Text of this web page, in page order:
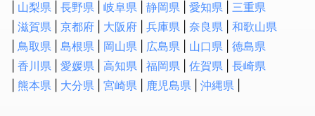
水道蛇口交換
水道の水漏れ修理
シャワーヘッド・シャワーホースの交換
排水管洗浄
トイレの故障・修理
山梨県
長野県 岐阜県 静岡県 愛知県
三重県
滋賀県
京都府 大阪府 兵庫県 奈良県
和歌山県
鳥取県
島根県 岡山県 広島県 山口県
徳島県
香川県
愛媛県 高知県 福岡県 佐賀県
長崎県
熊本県
大分県 宮崎県 鹿児島県 沖縄県